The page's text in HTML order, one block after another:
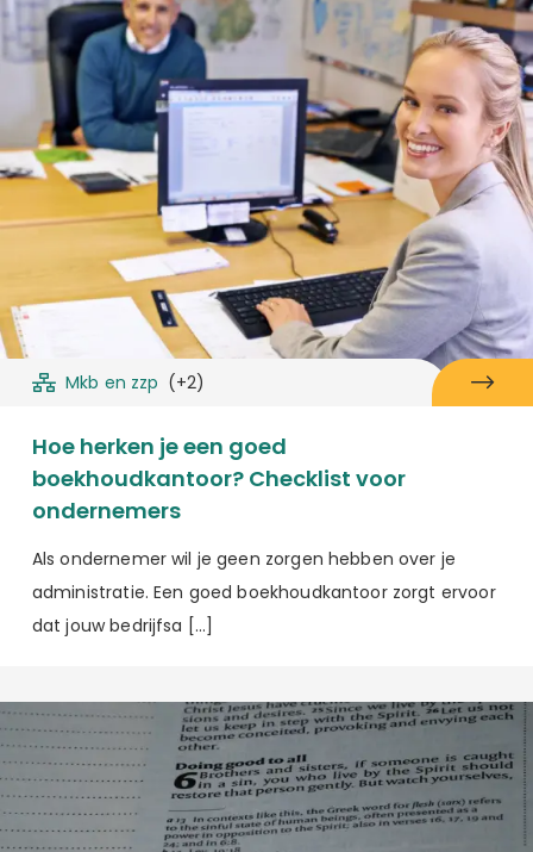
Mkb en zzp (+2)
Hoe herken je een goed
boekhoudkantoor? Checklist voor
ondernemers
Als ondernemer wil je geen zorgen hebben over je
administratie. Een goed boekhoudkantoor zorgt ervoor
dat jouw bedrijfsa […]